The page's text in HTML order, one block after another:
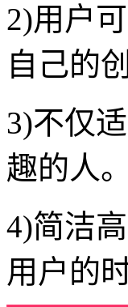
2)用户
自己的
3)不仅
趣的人。
4)简洁
用户的